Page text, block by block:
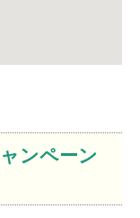
ンペーン